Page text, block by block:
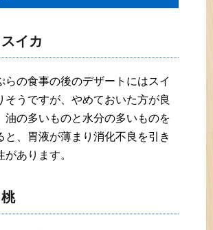
イカ
らの食事の後のデザートにはスイ
うですが、やめておいた方が良
油の多いものと水分の多いものを
と、胃液が薄まり消化不良を引き
あります。